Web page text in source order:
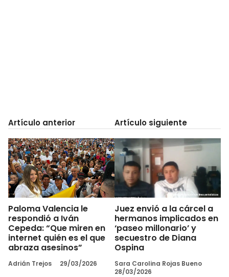
Artículo anterior
Paloma Valencia le
respondió a Iván
Cepeda: “Que miren en
internet quién es el que
abraza asesinos”
Adrián Trejos 29/03/2026
Artículo siguiente
Juez envió a la cárcel a
hermanos implicados en
‘paseo millonario’ y
secuestro de Diana
Ospina
Sara Carolina Rojas Bueno
28/03/2026